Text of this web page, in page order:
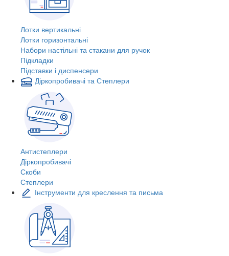
Лотки вертикальні
Лотки горизонтальні
Набори настільні та стакани для ручок
Підкладки
Підставки і диспенсери
Діркопробивачі та Степлери
Антистеплери
Діркопробивачі
Скоби
Степлери
Інструменти для креслення та письма